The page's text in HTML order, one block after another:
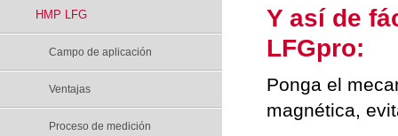
HMP LFG
Campo de aplicación
Ventajas
Proceso de medición
Y así de
LFGpro:
Ponga el
magnética,